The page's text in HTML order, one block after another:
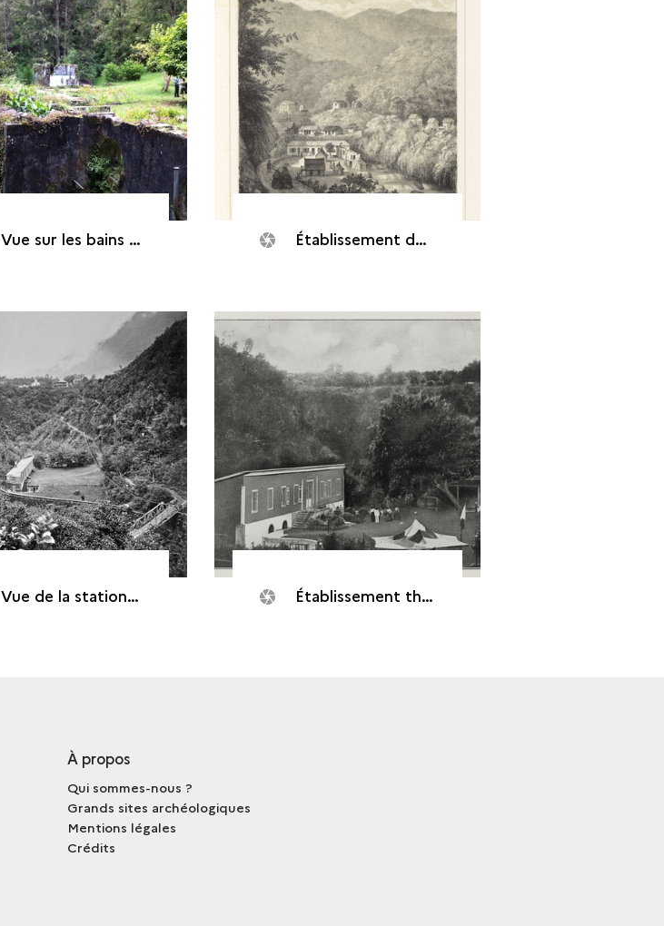
Vue sur les bains (Salazie, Thermes de Hell-Bourg, 2013) Établissement des eaux thermales de Salazie
Vue de la station thermale, Salazie Établissement thermal de Hell-Bourg
À propos
Qui sommes-nous ?
Grands sites archéologiques
Mentions légales
Crédits